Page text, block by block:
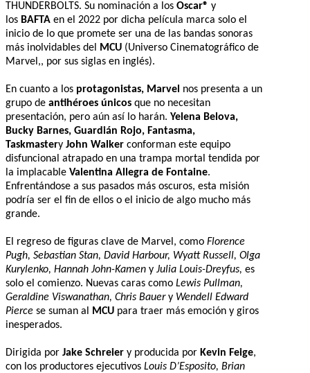
THUNDERBOLTS. Su nominación a los Oscar® y
los BAFTA en el 2022 por dicha película marca solo el
inicio de lo que promete ser una de las bandas sonoras
más inolvidables del
MCU (Universo Cinematográfico de
Marvel,, por sus siglas en inglés).
En cuanto a los protagonistas, Marvel nos presenta a un
grupo de antihéroes únicos que no necesitan
presentación, pero aún así lo harán. Yelena Belova,
Bucky Barnes, Guardián Rojo, Fantasma,
Taskmastery John Walker conforman este equipo
disfuncional atrapado en una trampa mortal tendida por
la implacable Valentina Allegra de Fontaine.
Enfrentándose a sus pasados más oscuros, esta misión
podría ser el fin de ellos o el inicio de algo mucho más
grande.
El regreso de figuras clave de Marvel, como Florence
Pugh, Sebastian Stan, David Harbour, Wyatt Russell, Olga
Kurylenko, Hannah John-Kamen y Julia Louis-Dreyfus, es
solo el comienzo. Nuevas caras como Lewis Pullman,
Geraldine Viswanathan, Chris Bauery Wendell Edward
Pierce se suman al MCU para traer más emoción y giros
inesperados.
Dirigida por Jake Schreier y producida por Kevin Feige,
con los productores ejecutivos Louis D’Esposito, Brian